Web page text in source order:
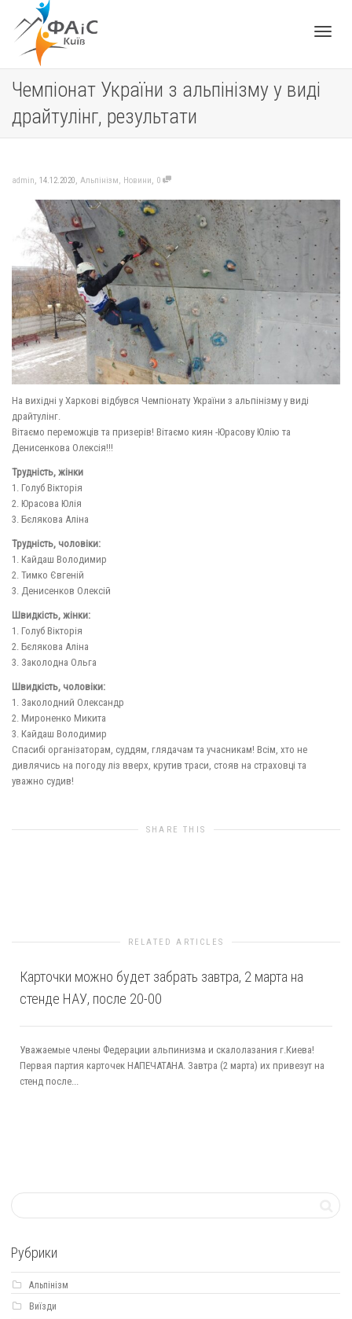
Чемпіонат України з альпінізму у виді
драйтулінг, результати
admin, 14.12.2020, Альпінізм, Новини, 0
На вихідні у Харкові відбувся Чемпіонату України з альпінізму у виді
драйтулінг.
Вітаємо переможців та призерів! Вітаємо киян -Юрасову Юлію та
Денисенкова Олексія!!!
Трудність, жінки
1. Голуб Вікторія
2. Юрасова Юлія
3. Бєлякова Аліна
Трудність, чоловіки:
1. Кайдаш Володимир
2. Тимко Євгеній
3. Денисенков Олексій
Швидкість, жінки:
1. Голуб Вікторія
2. Бєлякова Аліна
3. Заколодна Ольга
Швидкість, чоловіки:
1. Заколодний Олександр
2. Мироненко Микита
3. Кайдаш Володимир
Спасибі організаторам, суддям, глядачам та учасникам! Всім, хто не
дивлячись на погоду ліз вверх, крутив траси, стояв на страховці та
уважно судив!
SHARE THIS
RELATED ARTICLES
Карточки можно будет забрать завтра, 2 марта на
стенде НАУ, после 20-00
Уважаемые члены Федерации альпинизма и скалолазания г.Киева!
Первая партия карточек НАПЕЧАТАНА. Завтра (2 марта) их привезут на
стенд после...
Рубрики
Альпінізм
Виїзди